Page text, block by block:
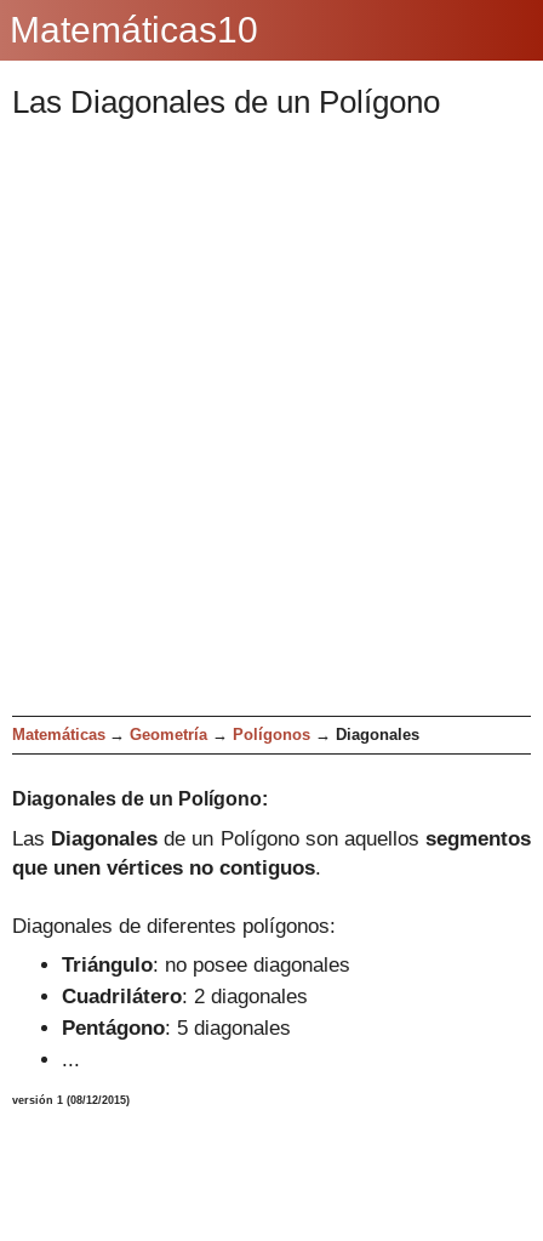
Matemáticas10
Las Diagonales de un Polígono
Matemáticas → Geometría→ Polígonos → Diagonales
Diagonales de un Polígono:
Las Diagonales de un Polígono son aquellossegmentos
que unen vértices no contiguos.
Diagonales de diferentes polígonos:
Triángulo: no posee diagonales
Cuadrilátero: 2 diagonales
Pentágono: 5diagonales
...
versión 1 (08/12/2015)